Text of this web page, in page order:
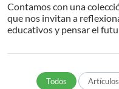
Contamos con una
que nos invitan a
educativos y pensar el
Todos Artículos